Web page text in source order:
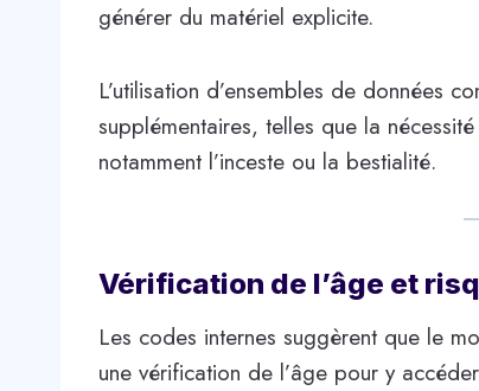
générer du matériel explicite.
L’utilisation d’ensembles de données
supplémentaires, telles que la
notamment l’inceste ou la bestialité.
Vérification de l’âge et
Les codes internes suggèrent que le
une vérification de l’âge pour y